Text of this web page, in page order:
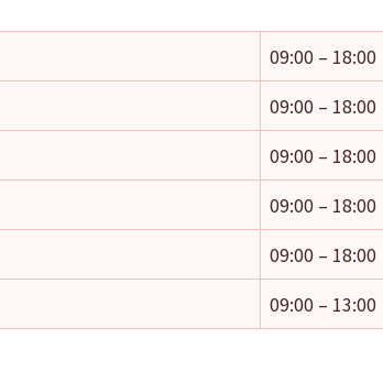
09:00 – 18:00
09:00 – 18:00
09:00 – 18:00
09:00 – 18:00
09:00 – 18:00
09:00 – 13:00